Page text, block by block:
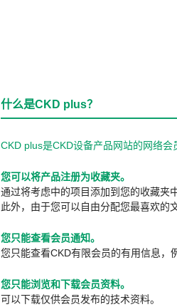
什么是CKD plus？
CKD plus是CKD设备产品网站的网络
您可以将产品注册为收藏夹。
通过将考虑中的项目添加到您的收藏夹
此外，由于您可以自由分配您最喜欢的
您只能查看会员通知。
您只能查看CKD有限会员的有用信息，
您只能浏览和下载会员资料。
可以下载仅供会员发布的技术资料。